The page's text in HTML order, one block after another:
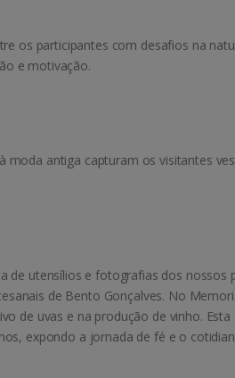
os participantes com desafios na
e motivação.
antiga capturam os visitantes
de utensílios e fotografias dos
de Bento Gonçalves. No
de uvas e na produção de vinho.
expondo a jornada de fé e o